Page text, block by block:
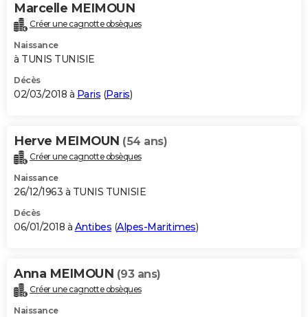
Marcelle MEIMOUN
Créer une cagnotte obsèques
Naissance
à TUNIS TUNISIE
Décès
02/03/2018 à Paris (Paris)
Herve MEIMOUN (54 ans)
Créer une cagnotte obsèques
Naissance
26/12/1963 à TUNIS TUNISIE
Décès
06/01/2018 à Antibes (Alpes-Maritimes)
Anna MEIMOUN (93 ans)
Créer une cagnotte obsèques
Naissance